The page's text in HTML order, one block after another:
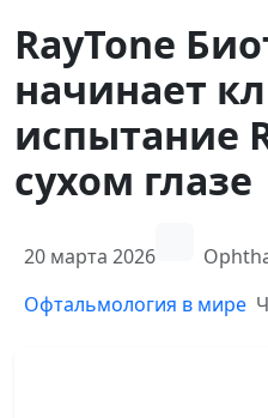
RayTone
начинает
испытание
сухом глазе
20 марта 2026
Офтальмология в мире